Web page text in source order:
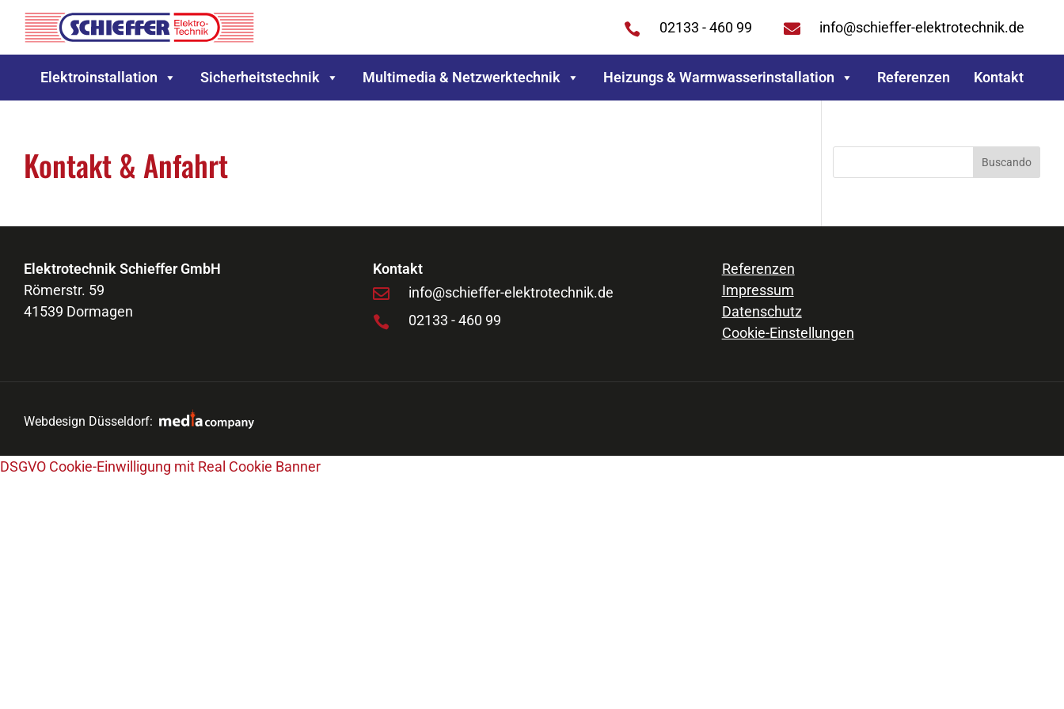
 02133 - 460 99  info@schieffer-elektrotechnik.de
Elektroinstallation Sicherheitstechnik Multimedia & Netzwerktechnik Heizungs & Warmwasserinstallation Referenzen Kontakt
Kontakt & Anfahrt Buscando
Elektrotechnik Schieffer GmbH
Römerstr. 59
41539 Dormagen
Kontakt

info@schieffer-elektrotechnik.de

02133 - 460 99
Referenzen
Impressum
Datenschutz
Cookie-Einstellungen
Webdesign Düsseldorf:
DSGVO Cookie-Einwilligung mit Real Cookie Banner